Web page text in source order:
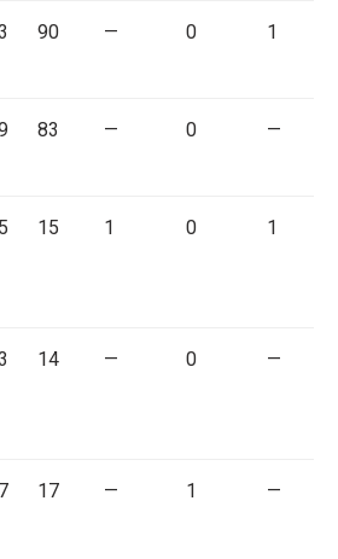
90 — 0 1
83 — 0 —
15 1 0 1
14 — 0 —
17 — 1 —